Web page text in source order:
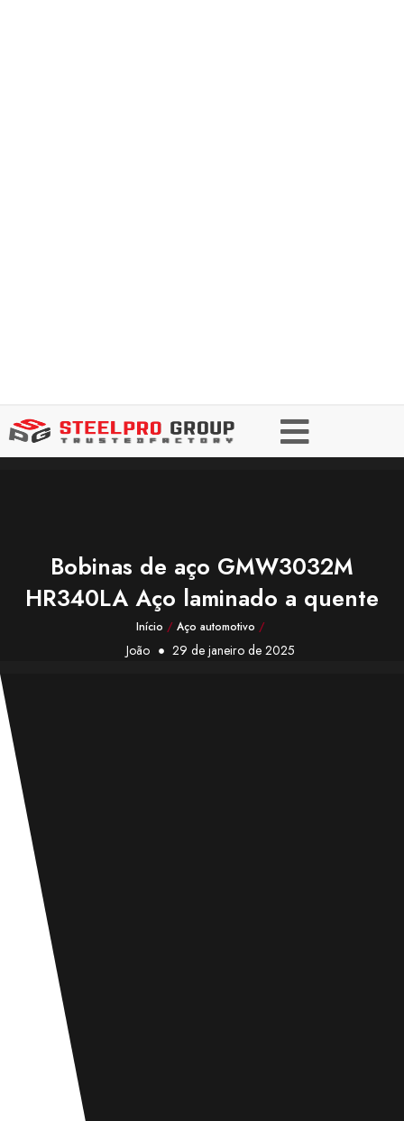
Bobinas de aço GMW3032M
HR340LA Aço laminado a quente
Início / Aço automotivo /
João 29 de janeiro de 2025